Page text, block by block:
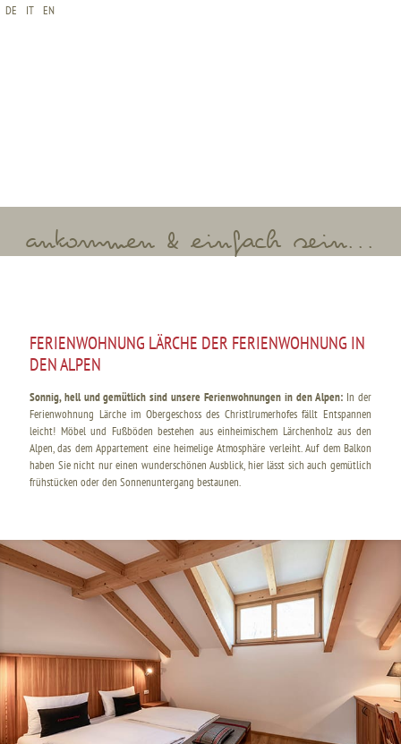
*Name *Anreise *Erwachsene*Kinder
ankommen & einfach sein...
FERIENWOHNUNG LÄRCHE DER FERIENWOHNUNG IN
DEN ALPEN
Sonnig, hell und gemütlich sind unsere Ferienwohnungen in den Alpen: In der
Ferienwohnung Lärche im Obergeschoss des Christlrumerhofes fällt Entspannen
leicht! Möbel und Fußböden bestehen aus einheimischem Lärchenholz aus den
Alpen, das dem Appartement eine heimelige Atmosphäre verleiht. Auf dem Balkon
haben Sie nicht nur einen wunderschönen Ausblick, hier lässt sich auch gemütlich
frühstücken oder den Sonnenuntergang bestaunen.
DE IT EN